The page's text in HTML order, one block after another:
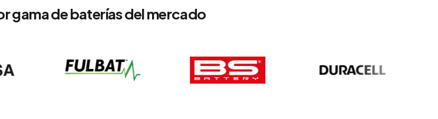
gama de baterías del mercado